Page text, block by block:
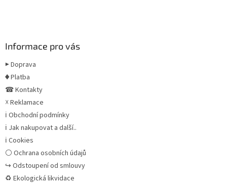
Informace pro vás
▶ Doprava
♦ Platba
☎ Kontakty
☓ Reklamace
ℹ Obchodní podmínky
ℹ Jak nakupovat a další..
ℹ Cookies
⚪ Ochrana osobních údajů
↪ Odstoupení od smlouvy
♻ Ekologická likvidace